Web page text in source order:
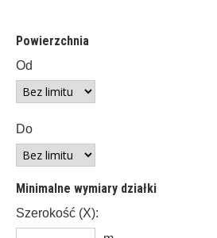
Powierzchnia
Od
Do
Minimalne wymiary działki
Szerokość (X):